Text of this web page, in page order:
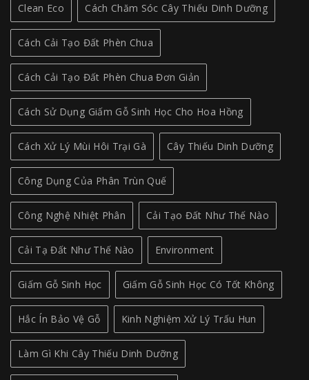
Clean Eco Cách Chăm Sóc Cây Thiếu Dinh Dưỡng
Cách Cải Tạo Đất Phèn Chua
Cách Cải Tạo Đất Phèn Chua Đơn Giản
Cách Sử Dụng Giấm Gỗ Sinh Học Cho Hoa Hồng
Cách Xử Lý Mùi Hôi Trại Gà Cây Thiếu Dinh Dưỡng
Công Dụng Của Phân Trùn Quế
Công Nghệ Nhiệt Phân Cải Tạo Đất Như Thế Nào
Cải Tạ Đất Như Thế Nào Environment
Giấm Gỗ Sinh Học Giấm Gỗ Sinh Học Có Tốt Không
Hắc Ín Bảo Vệ Gỗ Kinh Nghiệm Xử Lý Trấu Hun
Làm Gì Khi Cây Thiếu Dinh Dưỡng